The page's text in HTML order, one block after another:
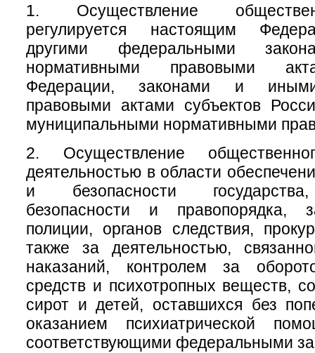
1. Осуществление
регулируется настоящим
другими федеральными
нормативными правовыми
Федерации, законами и
правовыми актами субъектов
муниципальными нормативными
2. Осуществление
деятельностью в области
и безопасности
безопасности и правопорядка,
полиции, органов следствия,
также за деятельностью,
наказаний, контролем за
средств и психотропных веществ,
сирот и детей, оставшихся без
оказанием психиатрической
соответствующими федеральными